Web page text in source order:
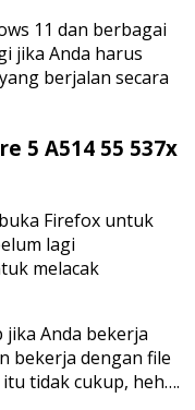
11 dan berbagai
jika Anda harus
berjalan secara
5 A514 55 537x
Firefox untuk
lagi
melacak
jika Anda bekerja
bekerja dengan file
tidak cukup, heh….